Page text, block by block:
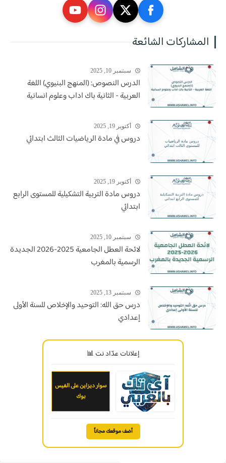
المشاركات الشائعة
سبتمبر 10, 2025
الدرس النصوص: (المنهج البنيوي) اللغة
العربية - الثانية باك اداب وعلوم انسانية
أكتوبر 19, 2025
دروس في مادة الرياضيات الثالث ابتدائي
أكتوبر 19, 2025
دروس مادة التربية التشكيلية للمستوى الرابع
ابتدائي
سبتمبر 10, 2025
لائحة العطل الجامعية 2025-2026 الجديدة
الرسمية بالمغرب
سبتمبر 13, 2025
درس حق الله: التوحيد والإخلاص للسنة الأولى
إعدادي
إعلانات عدّاد نت 📊
سوار ديزاين على الفيس
بوك
أضف موقعك مجاناً